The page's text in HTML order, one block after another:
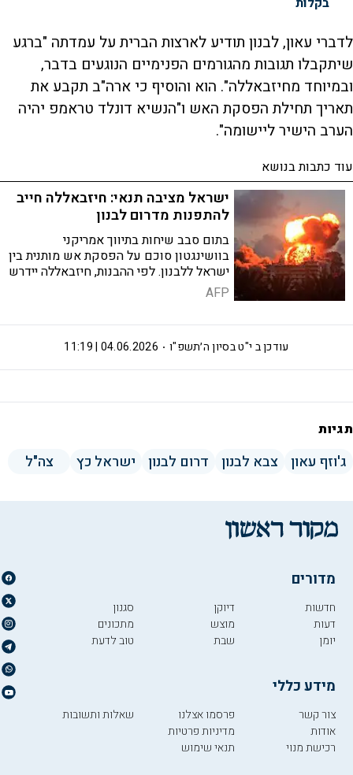
לדברי עאון, לבנון תודיע לארצות הברית על עמדתה "ברגע
שיתקבלו תגובות מהגורמים הפנימיים הנוגעים בדבר,
ובמיוחד מחיזבאללה". הוא והוסיף כי ארה"ב תקבע את
תאריך תחילת הפסקת האש ו"הנשיא דונלד טראמפ יהיה
הערב הישיר ליישומה".
עוד כתבות בנושא
ישראל מציבה תנאי: חיזבאללה חייב
להתפנות מדרום לבנון
בתום סבב שיחות בתיווך אמריקני
בוושינגטון סוכם על הפסקת אש מותנית בין
ישראל ללבנון. לפי ההבנות, חיזבאללה יידרש
להפסיק לחלוטין את האש ולפנות את אנשיו
מדרום לבנון, בעוד צבא לבנון יקבל אחריות
AFP
י"ט בסיון ה׳תשפ"ו 04.06.2026 | 11:19 עודכן ב
תגיות
ג'וזף עאון צבא לבנון דרום לבנון ישראל כץ צה"ל
מדורים
חדשות
דעות
יומן
דיוקן
מוצש
שבת
סגנון
מתכונים
טוב לדעת
מידע כללי
צור קשר
אודות
רכישת מנוי
פרסמו אצלנו
מדיניות פרטיות
תנאי שימוש
שאלות ותשובות